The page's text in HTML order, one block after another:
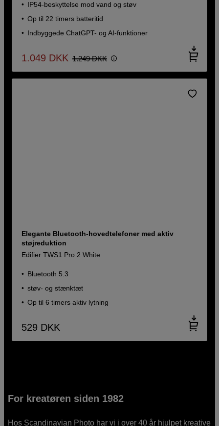
IP54-beskyttelse mod vand og støv
Op til 22 timers batteritid
Indbyggede ChatGPT- og AI-funktioner
1.049 DKK 1.249 DKK
Elegante Bluetooth-hovedtelefoner med aktiv
støjreduktion
Edifier TWS1 Pro 2 White
Bluetooth 5.3
støv- og stænktæt
Op til 6 timers aktiv lytning
529 DKK
For kreatøren siden 1982
Hos Scandinavian Photo har vi i over 40 år hjulpet kreative